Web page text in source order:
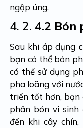
ngập úng.
4. 2. 4.2 Bón
Sau khi áp dụng
bạn có thể bón
có thể sử dụng
pha loãng với
triển tốt hơn, bạn
phân bón vi sinh
đến khi cây